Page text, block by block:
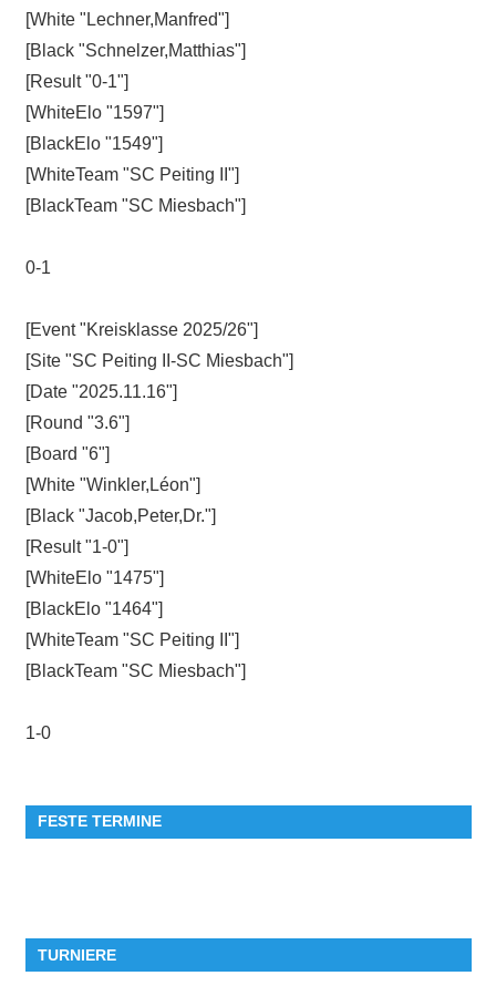
[White "Lechner,Manfred"]
[Black "Schnelzer,Matthias"]
[Result "0-1"]
[WhiteElo "1597"]
[BlackElo "1549"]
[WhiteTeam "SC Peiting II"]
[BlackTeam "SC Miesbach"]
0-1
[Event "Kreisklasse 2025/26"]
[Site "SC Peiting II-SC Miesbach"]
[Date "2025.11.16"]
[Round "3.6"]
[Board "6"]
[White "Winkler,Léon"]
[Black "Jacob,Peter,Dr."]
[Result "1-0"]
[WhiteElo "1475"]
[BlackElo "1464"]
[WhiteTeam "SC Peiting II"]
[BlackTeam "SC Miesbach"]
1-0
FESTE TERMINE
TURNIERE